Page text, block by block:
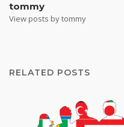
tommy
View posts by tommy
RELATED POSTS